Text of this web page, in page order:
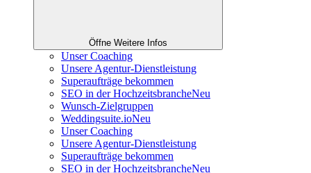
Öffne Weitere Infos
Unser Coaching
Unsere Agentur-Dienstleistung
Superaufträge bekommen
SEO in der HochzeitsbrancheNeu
Wunsch-Zielgruppen
Weddingsuite.ioNeu
Unser Coaching
Unsere Agentur-Dienstleistung
Superaufträge bekommen
SEO in der HochzeitsbrancheNeu